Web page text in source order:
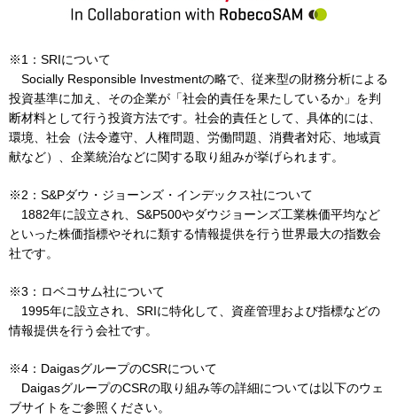
※1：SRIについて
Socially Responsible Investmentの略で、従来型の財務分析による
投資基準に加え、その企業が「社会的責任を果たしているか」を判
断材料として行う投資方法です。社会的責任として、具体的には、
環境、社会（法令遵守、人権問題、労働問題、消費者対応、地域貢
献など）、企業統治などに関する取り組みが挙げられます。
※2：S&Pダウ・ジョーンズ・インデックス社について
1882年に設立され、S&P500やダウジョーンズ工業株価平均など
といった株価指標やそれに類する情報提供を行う世界最大の指数会
社です。
※3：ロベコサム社について
1995年に設立され、SRIに特化して、資産管理および指標などの
情報提供を行う会社です。
※4：DaigasグループのCSRについて
DaigasグループのCSRの取り組み等の詳細については以下のウェ
ブサイトをご参照ください。